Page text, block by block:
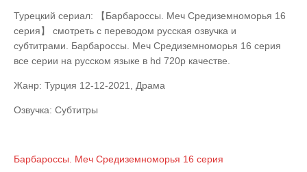
Турецкий сериал: 【Барбароссы. Меч Средиземноморья 16
серия】 смотреть с переводом русская озвучка и
субтитрами. Барбароссы. Меч Средиземноморья 16 серия
все серии на русском языке в hd 720p качестве.
Жанр: Турция 12-12-2021, Драма
Озвучка: Субтитры
Барбароссы. Меч Средиземноморья 16 серия